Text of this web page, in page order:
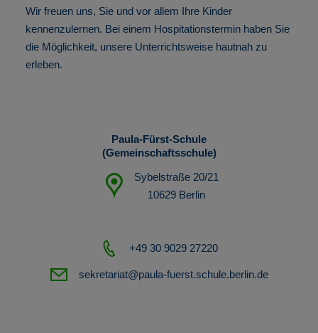
Wir freuen uns, Sie und vor allem Ihre Kinder
kennenzulernen. Bei einem Hospitationstermin haben Sie
die Möglichkeit, unsere Unterrichtsweise hautnah zu
erleben.
Paula-Fürst-Schule
(Gemeinschaftsschule)
Sybelstraße 20/21
10629 Berlin
+49 30 9029 27220
sekretariat@paula-fuerst.schule.berlin.de